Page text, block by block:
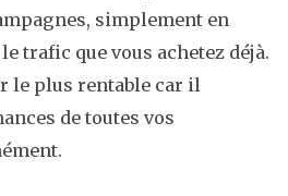
simplement en
trafic que vous achetez déjà.
le plus rentable car il
de toutes vos